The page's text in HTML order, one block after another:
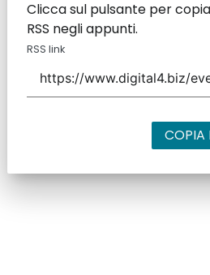
Clicca sul pulsante per
RSS negli appunti.
RSS link
COPIA